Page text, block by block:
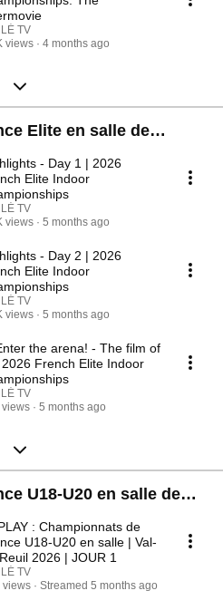
TV
views
4 months ago
Elite en salle de
- Day 1 | 2026
Elite Indoor
TV
views
5 months ago
- Day 2 | 2026
Elite Indoor
TV
views
5 months ago
the arena! - The film of
French Elite Indoor
TV
5 months ago
U18-U20 en salle de
: Championnats de
U18-U20 en salle | Val-
2026 | JOUR 1
TV
views
Streamed 5 months ago